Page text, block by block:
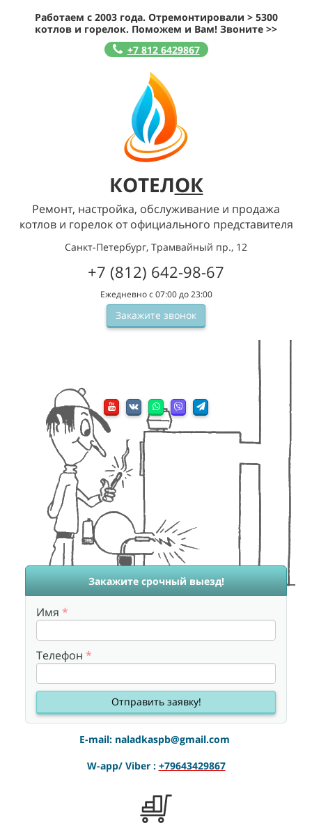
Работаем с 2003 года. Отремонтировали > 5300
котлов и горелок. Поможем и Вам! Звоните >>
+7 812 6429867
КОТЕЛОК
Ремонт, настройка, обслуживание и продажа
котлов и горелок от официального представителя
Санкт-Петербург, Трамвайный пр., 12
+7 (812) 642-98-67
Ежедневно с 07:00 до 23:00
Закажите звонок
Закажите срочный выезд!
Имя *
Телефон *
Отправить заявку!
E-mail: naladkaspb@gmail.com
W-app/ Viber : +79643429867